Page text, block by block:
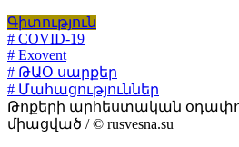
Գիտություն
# COVID-19
# Exovent
# ԹԱՕ սարքեր
# Մահացություններ
Թոքերի արհեստական
միացված / © rusvesna.su